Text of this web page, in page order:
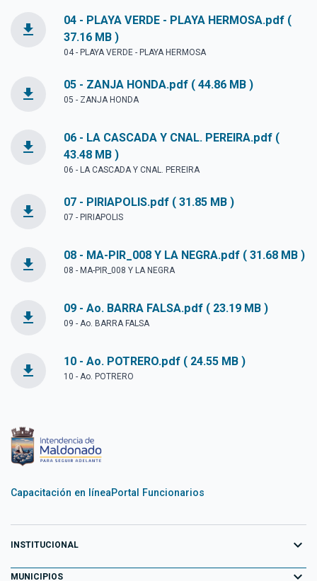
file_download
04 - PLAYA VERDE - PLAYA HERMOSA.pdf (
37.16 MB )
04 - PLAYA VERDE - PLAYA HERMOSA
file_download
05 - ZANJA HONDA.pdf ( 44.86 MB )
05 - ZANJA HONDA
file_download
06 - LA CASCADA Y CNAL. PEREIRA.pdf (
43.48 MB )
06 - LA CASCADA Y CNAL. PEREIRA
file_download
07 - PIRIAPOLIS.pdf ( 31.85 MB )
07 - PIRIAPOLIS
file_download
08 - MA-PIR_008 Y LA NEGRA.pdf ( 31.68 MB )
08 - MA-PIR_008 Y LA NEGRA
file_download
09 - Ao. BARRA FALSA.pdf ( 23.19 MB )
09 - Ao. BARRA FALSA
file_download
10 - Ao. POTRERO.pdf ( 24.55 MB )
10 - Ao. POTRERO
Capacitación en líneaPortal Funcionarios
INSTITUCIONAL expand_more
Equipo de Gobierno
MUNICIPIOS expand_more